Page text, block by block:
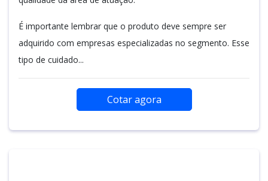
É importante lembrar que o produto deve sempre ser
adquirido com empresas especializadas no segmento. Esse
tipo de cuidado...
Cotar agora